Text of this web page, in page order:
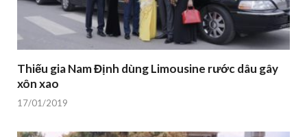
Thiếu gia Nam Định dùng Limousine rước dâu gây
xôn xao
17/01/2019